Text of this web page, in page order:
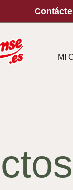
MI